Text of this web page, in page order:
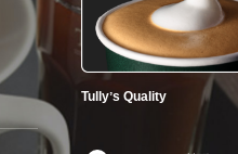
Tullyʼs Quality